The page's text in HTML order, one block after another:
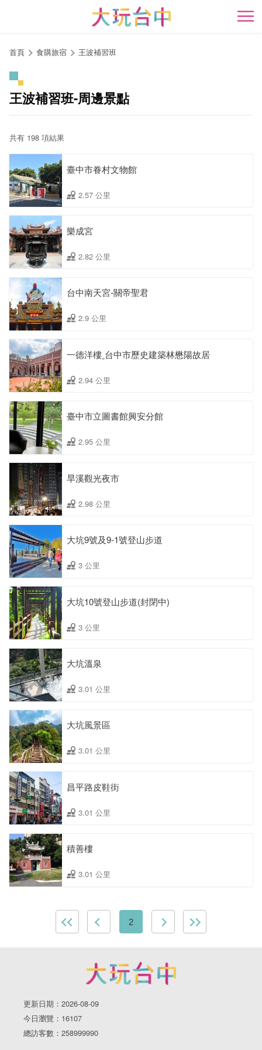
開
首頁 食購旅宿 王波補習班
王波補習班-周邊景點
共有 198 項結果
臺中市眷村文物館
2.57 公里
樂成宮
2.82 公里
台中南天宮-關帝聖君
2.9 公里
一德洋樓ˍ台中市歷史建築林懋陽故居
2.94 公里
臺中市立圖書館興安分館
2.95 公里
旱溪觀光夜市
2.98 公里
大坑9號及9-1號登山步道
3 公里
大坑10號登山步道(封閉中)
3 公里
大坑溫泉
3.01 公里
大坑風景區
3.01 公里
昌平路皮鞋街
3.01 公里
積善樓
3.01 公里
2
更新日期：2026-08-09
今日瀏覽：16107
總訪客數：258999990